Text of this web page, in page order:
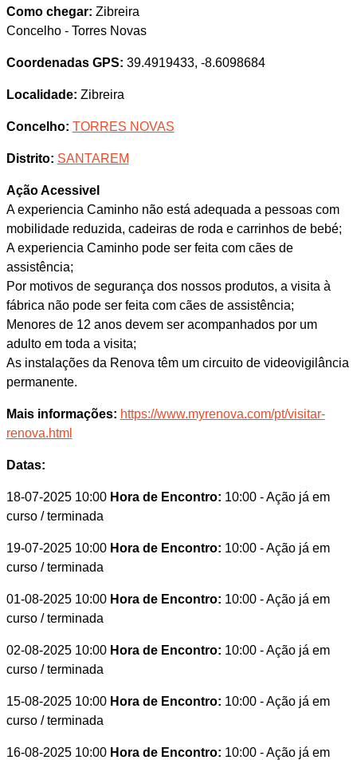
Como chegar: Zibreira
Concelho - Torres Novas
Coordenadas GPS: 39.4919433, -8.6098684
Localidade: Zibreira
Concelho: TORRES NOVAS
Distrito: SANTAREM
Ação Acessivel
A experiencia Caminho não está adequada a pessoas com
mobilidade reduzida, cadeiras de roda e carrinhos de bebé;
A experiencia Caminho pode ser feita com cães de
assistência;
Por motivos de segurança dos nossos produtos, a visita à
fábrica não pode ser feita com cães de assistência;
Menores de 12 anos devem ser acompanhados por um
adulto em toda a visita;
As instalações da Renova têm um circuito de videovigilância
permanente.
Mais informações: https://www.myrenova.com/pt/visitar-
renova.html
Datas:
18-07-2025 10:00 Hora de Encontro: 10:00 - Ação já em
curso / terminada
19-07-2025 10:00 Hora de Encontro: 10:00 - Ação já em
curso / terminada
01-08-2025 10:00 Hora de Encontro: 10:00 - Ação já em
curso / terminada
02-08-2025 10:00 Hora de Encontro: 10:00 - Ação já em
curso / terminada
15-08-2025 10:00 Hora de Encontro: 10:00 - Ação já em
curso / terminada
16-08-2025 10:00 Hora de Encontro: 10:00 - Ação já em